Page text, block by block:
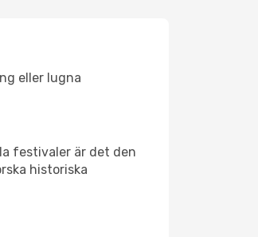
eller lugna
festivaler är det den
historiska